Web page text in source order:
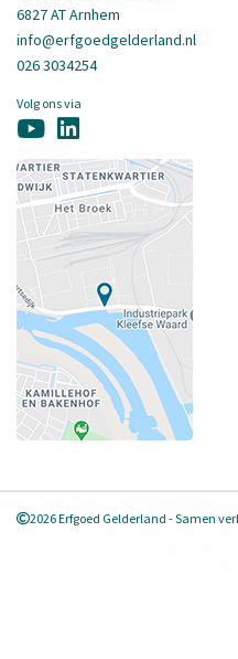
6827 AT Arnhem
info@erfgoedgelderland.nl
026 3034254
Volg ons via
2026 Erfgoed Gelderland - Samen